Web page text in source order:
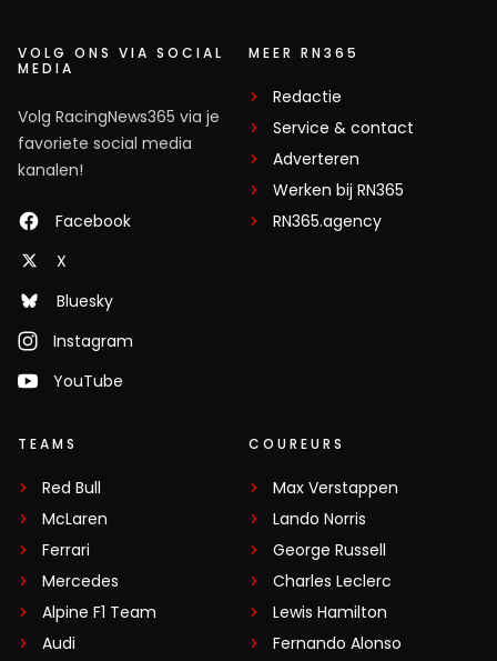
VOLG ONS VIA SOCIAL
MEDIA
Volg RacingNews365 via je
favoriete social media
kanalen!
Facebook
X
Bluesky
Instagram
YouTube
MEER RN365
Redactie
Service & contact
Adverteren
Werken bij RN365
RN365.agency
TEAMS
Red Bull
McLaren
Ferrari
Mercedes
Alpine F1 Team
Audi
COUREURS
Max Verstappen
Lando Norris
George Russell
Charles Leclerc
Lewis Hamilton
Fernando Alonso